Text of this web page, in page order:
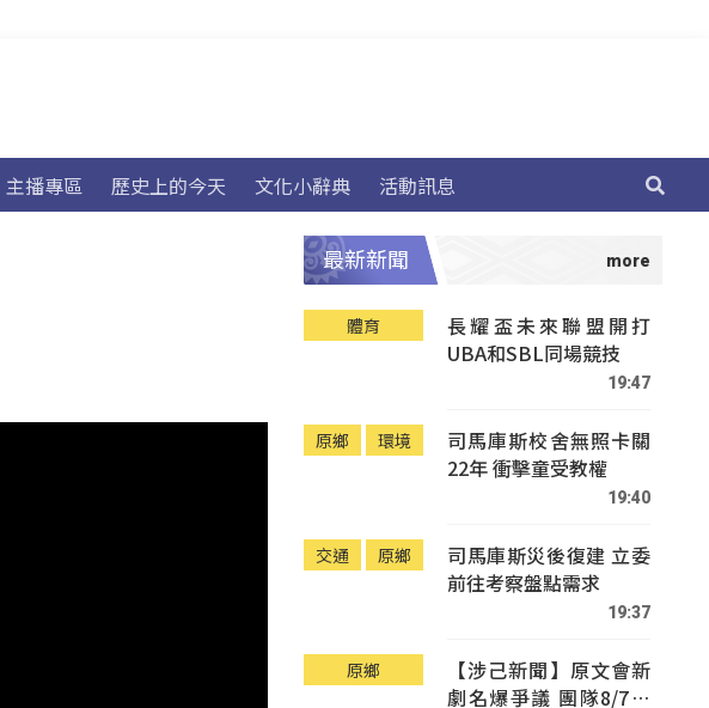
主播專區 歷史上的今天 文化小辭典 活動訊息
最新新聞
體育
長耀盃未來聯盟開打
UBA和SBL同場競技
19:47
原鄉 環境
司馬庫斯校舍無照卡關
22年 衝擊童受教權
19:40
交通 原鄉
司馬庫斯災後復建 立委
前往考察盤點需求
19:37
原鄉
【涉己新聞】原文會新
劇名爆爭議 團隊8/7赴